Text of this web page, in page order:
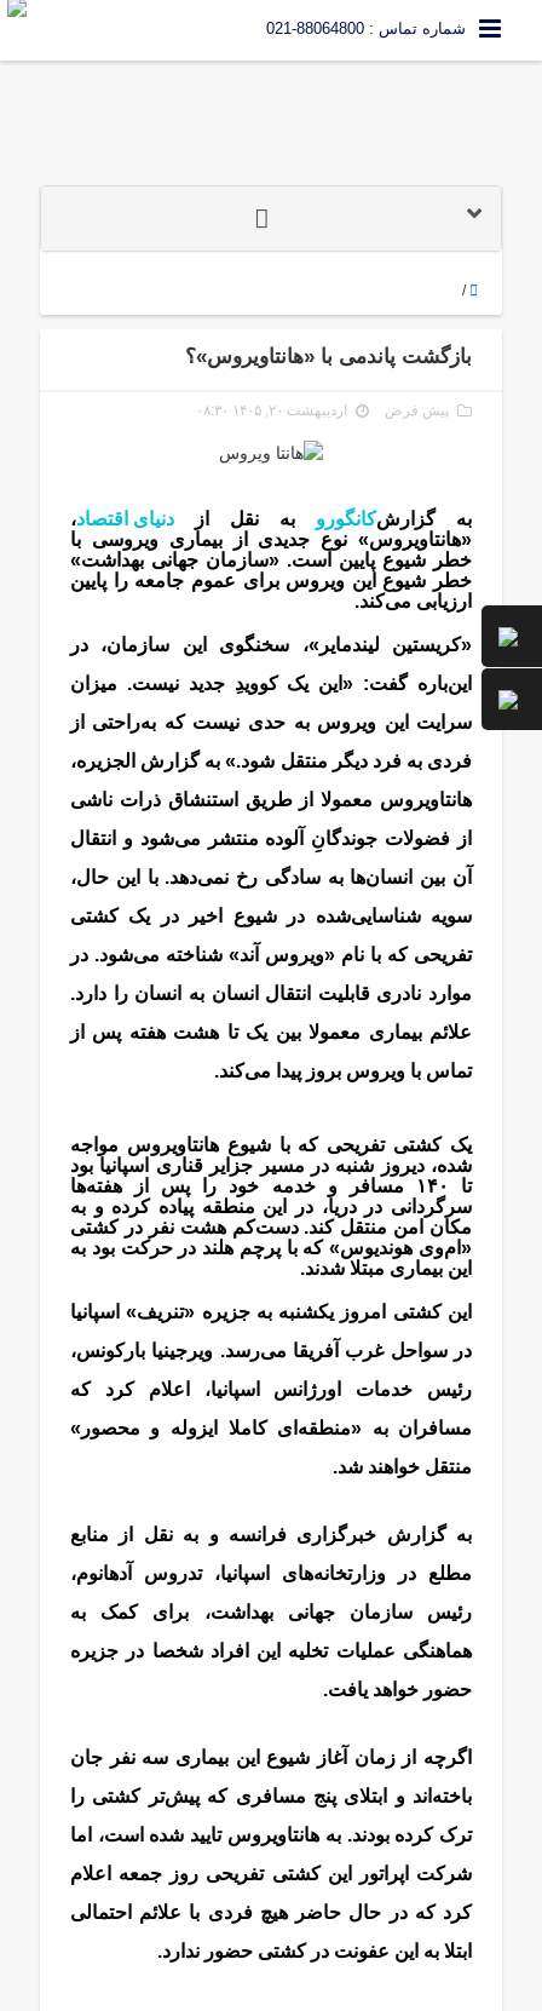
شماره تماس : 88064800-021
/
بازگشت پاندمی با «هانتاویروس»؟
پیش فرض اردیبهشت ۲۰, ۱۴۰۵ ۰۸:۳۰
به گزارشکانگورو به نقل ازدنیای اقتصاد،
«هانتاویروس» نوع جدیدی از بیماری ویروسی با
خطر شیوع پایین است. «سازمان جهانی بهداشت»
خطر شیوع این ویروس برای عموم جامعه را پایین
ارزیابی می‌کند.
«کریستین لیندمایر»، سخنگوی این سازمان، در
این‌باره گفت: «این یک کوویدِ جدید نیست. میزان
سرایت این ویروس به حدی نیست که به‌راحتی از
فردی به فرد دیگر منتقل شود.» به گزارش الجزیره،‌
هانتاویروس معمولا از طریق استنشاق ذرات ناشی
از فضولات جوندگانِ آلوده منتشر می‌شود و انتقال
آن بین انسان‌ها به سادگی رخ نمی‌دهد. با این حال،
سویه شناسایی‌شده در شیوع اخیر در یک کشتی
تفریحی که با نام «ویروس آند» شناخته می‌شود. در
موارد نادری قابلیت انتقال انسان به انسان را دارد.
علائم بیماری معمولا بین یک تا هشت هفته پس از
تماس با ویروس بروز پیدا می‌کند.
یک کشتی تفریحی که با شیوع‌ هانتاویروس مواجه
شده، دیروز شنبه در مسیر جزایر قناری اسپانیا بود
تا ۱۴۰ مسافر و خدمه خود را پس از هفته‌ها
سرگردانی در دریا، در این منطقه پیاده کرده و به
مکان امن منتقل کند. دست‌کم هشت نفر در کشتی
«ام‌وی هوندیوس» که با پرچم هلند در حرکت بود به
این بیماری مبتلا شدند.
این کشتی امروز یکشنبه به جزیره «تنریف» اسپانیا
در سواحل غرب آفریقا می‌رسد. ویرجینیا بارکونس،
رئیس خدمات اورژانس اسپانیا، اعلام کرد که
مسافران به «منطقه‌ای کاملا ایزوله و محصور»
منتقل خواهند شد.
به گزارش خبرگزاری فرانسه و به نقل از منابع
مطلع در وزارتخانه‌های اسپانیا، تدروس آدهانوم،
رئیس سازمان جهانی بهداشت، برای کمک به
هماهنگی عملیات تخلیه این افراد شخصا در جزیره
حضور خواهد یافت.
اگرچه از زمان آغاز شیوع این بیماری سه نفر جان
باخته‌اند و ابتلای پنج مسافری که پیش‌تر کشتی را
ترک کرده بودند. به ‌هانتاویروس تایید شده است، اما
شرکت اپراتور این کشتی تفریحی روز جمعه اعلام
کرد که در حال حاضر هیچ فردی با علائم احتمالی
ابتلا به این عفونت در کشتی حضور ندارد.